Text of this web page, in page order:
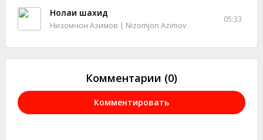
Нолаи шахид
Низомчон Азимов | Nizomjon Azimov
05:33
Комментарии (0)
Комментировать